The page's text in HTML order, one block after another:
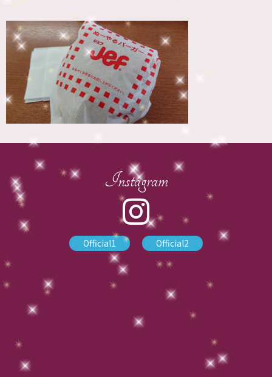
Instagram
Official1 Official2